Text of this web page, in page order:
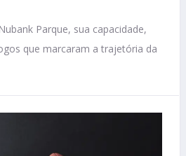
Parque, sua capacidade,
que marcaram a trajetória da